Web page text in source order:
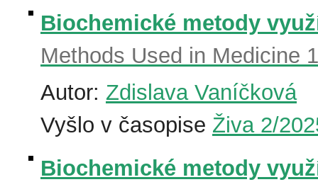
Biochemické metody
Methods Used in Medicine
Autor: Zdislava Vaníčková
Vyšlo v časopise Živa 2/
Biochemické metody